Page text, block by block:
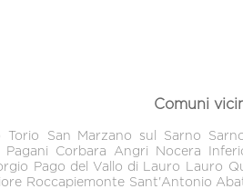
Comuni
Torio San Marzano sul Sarno
Pagani Corbara Angri Nocera
Pago del Vallo di Lauro Lauro
Roccapiemonte Sant'Antonio